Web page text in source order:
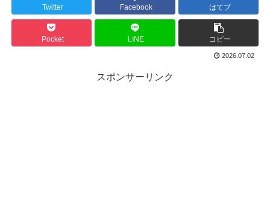
Twitter Facebook はてブ
Pocket LINE コピー
2026.07.02
スポンサーリンク